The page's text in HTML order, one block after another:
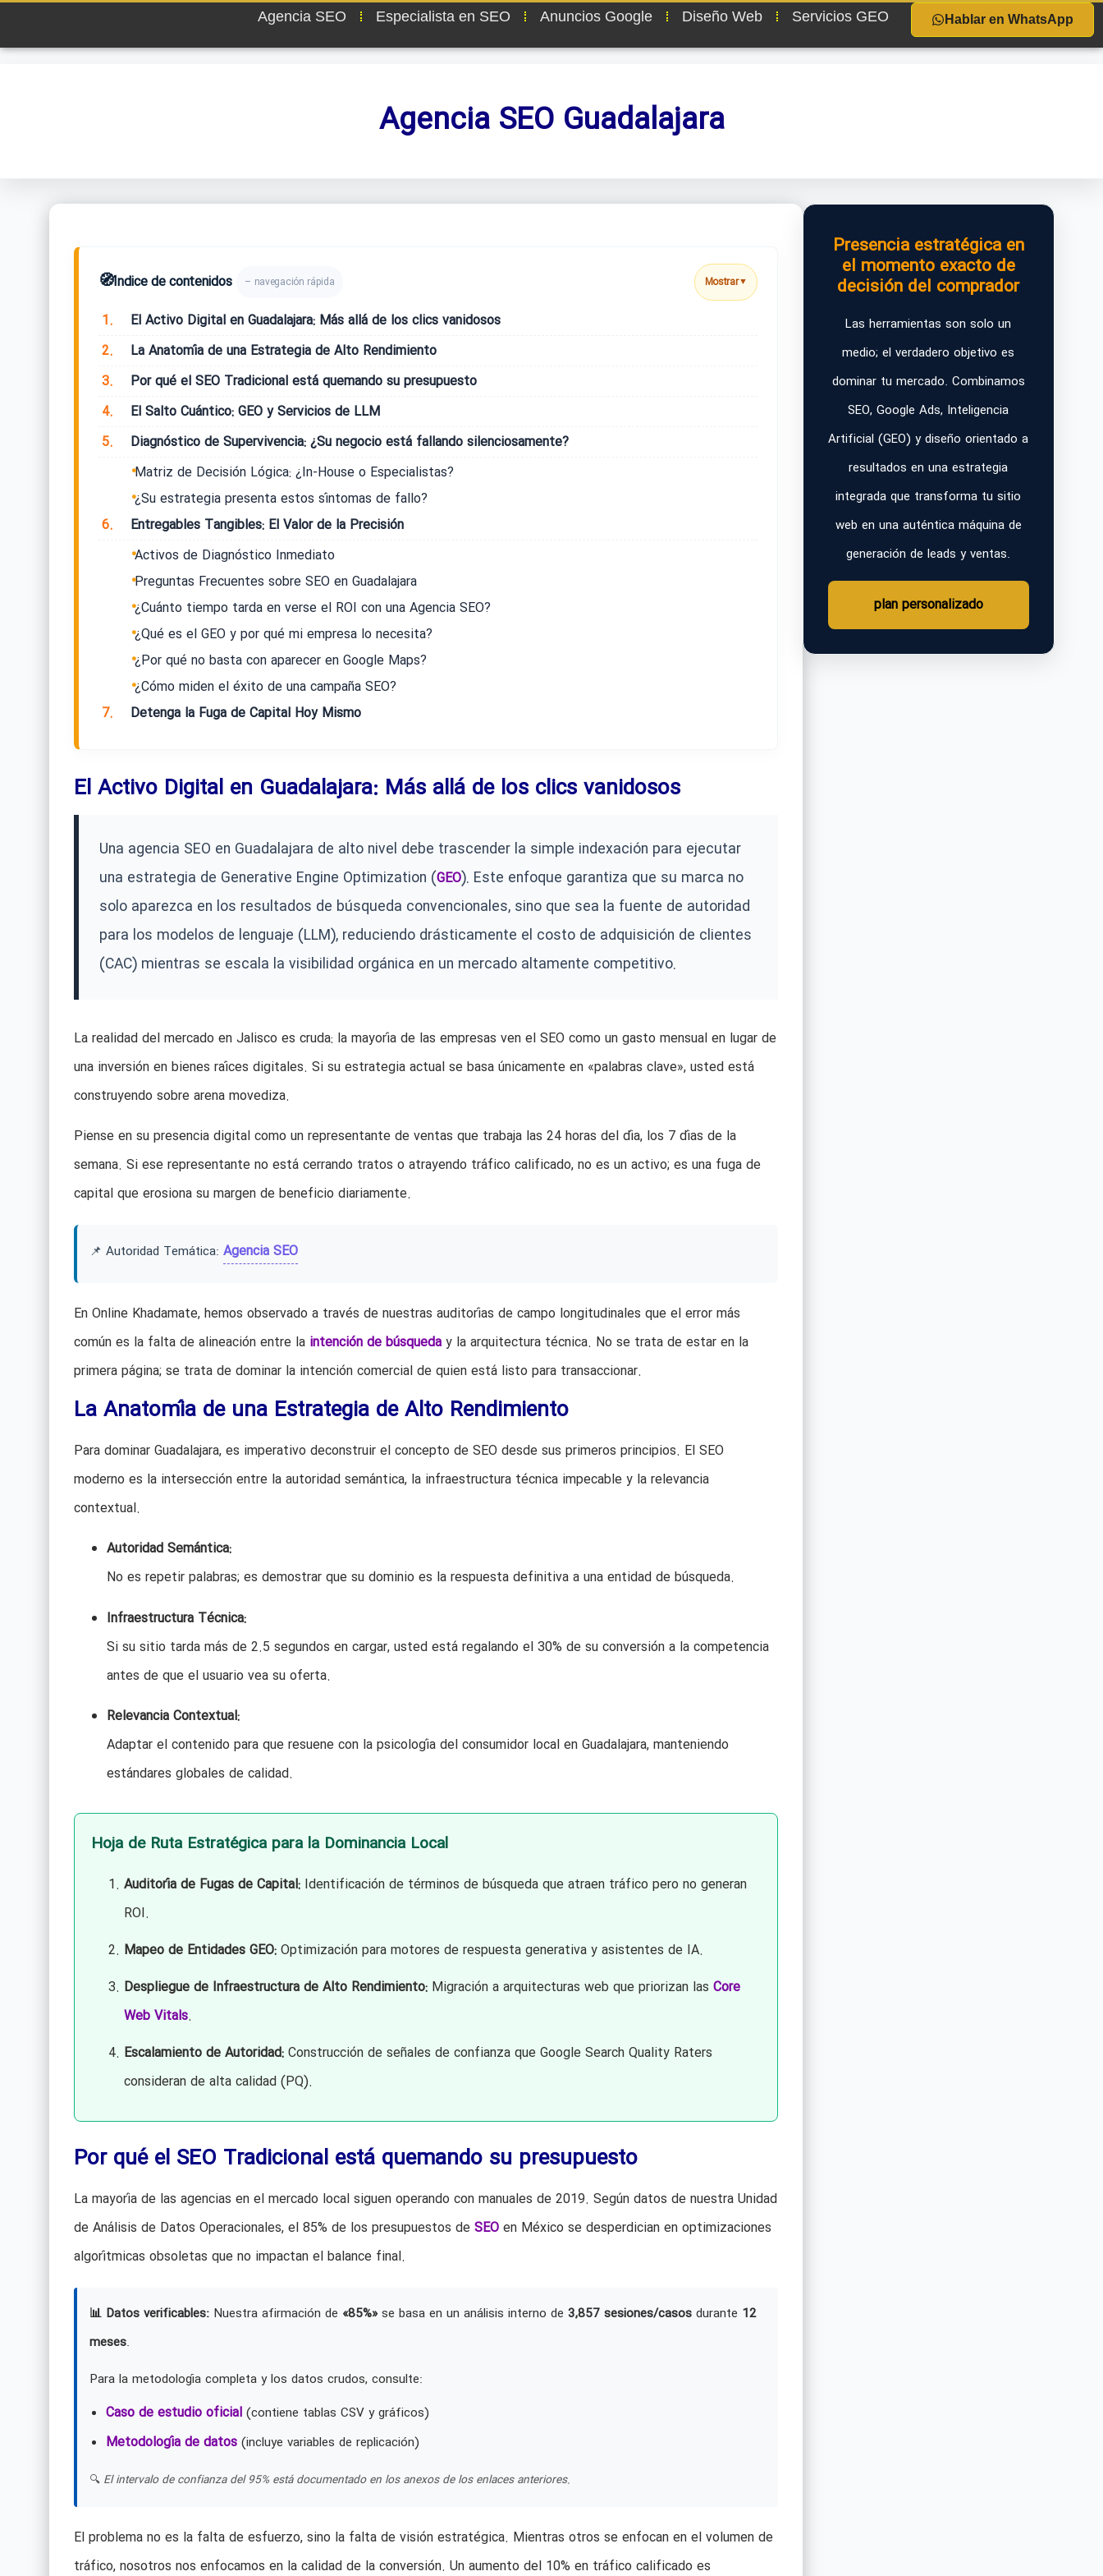
Agencia SEO Especialista en SEO Anuncios Google Diseño Web Servicios GEO Hablar en WhatsApp
Agencia SEO Guadalajara
🧭Índice de contenidos – navegación rápida Mostrar▼
1.
El Activo Digital en Guadalajara: Más allá de los clics vanidosos
2.
La Anatomía de una Estrategia de Alto Rendimiento
3.
Por qué el SEO Tradicional está quemando su presupuesto
4.
El Salto Cuántico: GEO y Servicios de LLM
5.
Diagnóstico de Supervivencia: ¿Su negocio está fallando silenciosamente?
Matriz de Decisión Lógica: ¿In-House o Especialistas?
¿Su estrategia presenta estos síntomas de fallo?
6.
Entregables Tangibles: El Valor de la Precisión
Activos de Diagnóstico Inmediato
Preguntas Frecuentes sobre SEO en Guadalajara
¿Cuánto tiempo tarda en verse el ROI con una Agencia SEO?
¿Qué es el GEO y por qué mi empresa lo necesita?
¿Por qué no basta con aparecer en Google Maps?
¿Cómo miden el éxito de una campaña SEO?
7.
Detenga la Fuga de Capital Hoy Mismo
El Activo Digital en Guadalajara: Más allá de los clics vanidosos
Una agencia SEO en Guadalajara de alto nivel debe trascender la simple indexación para ejecutar
una estrategia de Generative Engine Optimization (GEO). Este enfoque garantiza que su marca no
solo aparezca en los resultados de búsqueda convencionales, sino que sea la fuente de autoridad
para los modelos de lenguaje (LLM), reduciendo drásticamente el costo de adquisición de clientes
(CAC) mientras se escala la visibilidad orgánica en un mercado altamente competitivo.
La realidad del mercado en Jalisco es cruda: la mayoría de las empresas ven el SEO como un gasto mensual en lugar de
una inversión en bienes raíces digitales. Si su estrategia actual se basa únicamente en «palabras clave», usted está
construyendo sobre arena movediza.
Piense en su presencia digital como un representante de ventas que trabaja las 24 horas del día, los 7 días de la
semana. Si ese representante no está cerrando tratos o atrayendo tráfico calificado, no es un activo; es una fuga de
capital que erosiona su margen de beneficio diariamente.
📌 Autoridad Temática: Agencia SEO
En Online Khadamate, hemos observado a través de nuestras auditorías de campo longitudinales que el error más
común es la falta de alineación entre la intención de búsqueday la arquitectura técnica. No se trata de estar en la
primera página; se trata de dominar la intención comercial de quien está listo para transaccionar.
La Anatomía de una Estrategia de Alto Rendimiento
Para dominar Guadalajara, es imperativo deconstruir el concepto de SEO desde sus primeros principios. El SEO
moderno es la intersección entre la autoridad semántica, la infraestructura técnica impecable y la relevancia
contextual.
Autoridad Semántica:
No es repetir palabras; es demostrar que su dominio es la respuesta definitiva a una entidad de búsqueda.
Infraestructura Técnica:
Si su sitio tarda más de 2.5 segundos en cargar, usted está regalando el 30% de su conversión a la competencia
antes de que el usuario vea su oferta.
Relevancia Contextual:
Adaptar el contenido para que resuene con la psicología del consumidor local en Guadalajara, manteniendo
estándares globales de calidad.
Hoja de Ruta Estratégica para la Dominancia Local
Auditoría de Fugas de Capital:Identificación de términos de búsqueda que atraen tráfico pero no generan
ROI.
Mapeo de Entidades GEO:Optimización para motores de respuesta generativa y asistentes de IA.
Despliegue de Infraestructura de Alto Rendimiento:Migración a arquitecturas web que priorizan las Core
Web Vitals.
Escalamiento de Autoridad:Construcción de señales de confianza que Google Search Quality Raters
consideran de alta calidad (PQ).
Por qué el SEO Tradicional está quemando su presupuesto
La mayoría de las agencias en el mercado local siguen operando con manuales de 2019. Según datos de nuestra Unidad
de Análisis de Datos Operacionales, el 85% de los presupuestos de SEOen México se desperdician en optimizaciones
algorítmicas obsoletas que no impactan el balance final.
📊 Datos verificables:Nuestra afirmación de «85%»se basa en un análisis interno de 3,857 sesiones/casosdurante 12
meses.
Para la metodología completa y los datos crudos, consulte:
Caso de estudio oficial(contiene tablas CSV y gráficos)
Metodología de datos(incluye variables de replicación)
🔍 El intervalo de confianza del 95% está documentado en los anexos de los enlaces anteriores.
El problema no es la falta de esfuerzo, sino la falta de visión estratégica. Mientras otros se enfocan en el volumen de
tráfico, nosotros nos enfocamos en la calidad de la conversión. Un aumento del 10% en tráfico calificado es
Presencia estratégica en
el momento exacto de
decisión del comprador
Las herramientas son solo un
medio; el verdadero objetivo es
dominar tu mercado. Combinamos
SEO, Google Ads, Inteligencia
Artificial (GEO) y diseño orientado a
resultados en una estrategia
integrada que transforma tu sitio
web en una auténtica máquina de
generación de leads y ventas.
plan personalizado